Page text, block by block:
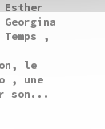
Esther
,
le
, une
son...